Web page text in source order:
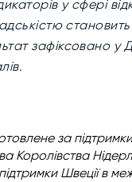
у сфері
зафіксовано у
за
Королівства
Швеції в